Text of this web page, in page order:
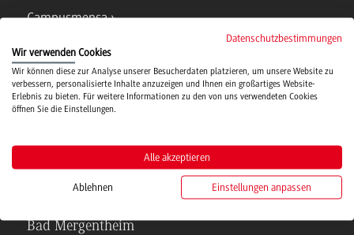
Campusmensa
Hochschulsport
Verwaltung
Bad Mergentheim
Datenschutzbestimmungen
Wir verwenden Cookies
Wir können diese zur Analyse unserer Besucherdaten platzieren, um unsere Website zu
verbessern, personalisierte Inhalte anzuzeigen und Ihnen ein großartiges Website-
Erlebnis zu bieten. Für weitere Informationen zu den von uns verwendeten Cookies
öffnen Sie die Einstellungen.
Alle akzeptieren
Ablehnen Einstellungen anpassen